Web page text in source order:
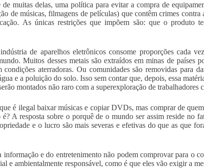
muitas delas, uma política para evitar a compra de
de músicas, filmagens de películas) que contêm crimes
As únicas restrições que impõem são: que o produto
de aparelhos eletrônicos consome proporções cada
Muitos desses metais são extraídos em minas de países
condições aterradoras. Ou comunidades são removidas para
e a poluição do solo. Isso sem contar que, depois, essa
montados não raro com a superexploração de trabalhadores
é ilegal baixar músicas e copiar DVDs, mas comprar de
A resposta sobre o porquê de o mundo ser assim reside no
e o lucro são mais severas e efetivas do que as que
informação e do entretenimento não podem comprovar para o
e ambientalmente responsável, como é que eles vão exigir a